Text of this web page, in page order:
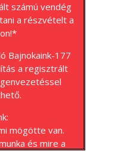
számú vendég
a részvételt a
Bajnokaink-177
a regisztrált
mögötte van.
és mire a